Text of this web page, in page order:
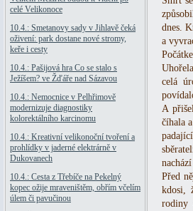
celé Velikonoce
10.4.: Smetanovy sady v Jihlavě čeká
oživení: park dostane nové stromy,
keře i cesty
10.4.: Pašijová hra Co se stalo s
Ježíšem? ve Žďáře nad Sázavou
10.4.: Nemocnice v Pelhřimově
modernizuje diagnostiky
kolorektálního karcinomu
10.4.: Kreativní velikonoční tvoření a
prohlídky v jaderné elektrárně v
Dukovanech
10.4.: Cesta z Třebíče na Pekelný
kopec ožije mraveništěm, obřím včelím
úlem či pavučinou
dnes.
a
celá
A
číhala
Před
kdosi,
rodiny